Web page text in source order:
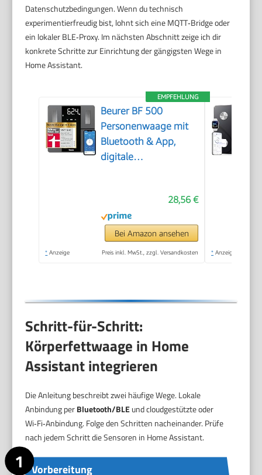
Datenschutzbedingungen. Wenn du technisch
experimentierfreudig bist, lohnt sich eine MQTT‑Bridge oder
ein lokaler BLE‑Proxy. Im nächsten Abschnitt zeige ich dir
konkrete Schritte zur Einrichtung der gängigsten Wege in
Home Assistant.
EMPFEHLUNG
Beurer BF 500
Personenwaage mit
Bluetooth & App,
digitale
Muskelanteil,
Kalorienbedarf etc.,
XL-Display,
28,56 €
Bei Amazon ansehen
* Anzeige Preis inkl. MwSt., zzgl. Versandkosten * Anzeige
Schritt-für-Schritt:
Körperfettwaage in Home
Assistant integrieren
Die Anleitung beschreibt zwei häufige Wege. Lokale
Anbindung perBluetooth/BLEund cloudgestützte oder
Wi‑Fi‑Anbindung. Folge den Schritten nacheinander. Prüfe
nach jedem Schritt die Sensoren in Home Assistant.
Vorbereitung